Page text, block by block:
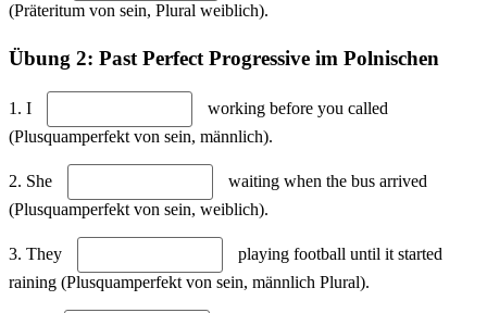
(Präteritum von sein, Plural weiblich).
Übung 2: Past Perfect Progressive im Polnischen
1. I
working before you called
(Plusquamperfekt von sein, männlich).
2. She
waiting when the bus arrived
(Plusquamperfekt von sein, weiblich).
3. They
playing football until it started
raining (Plusquamperfekt von sein, männlich Plural).